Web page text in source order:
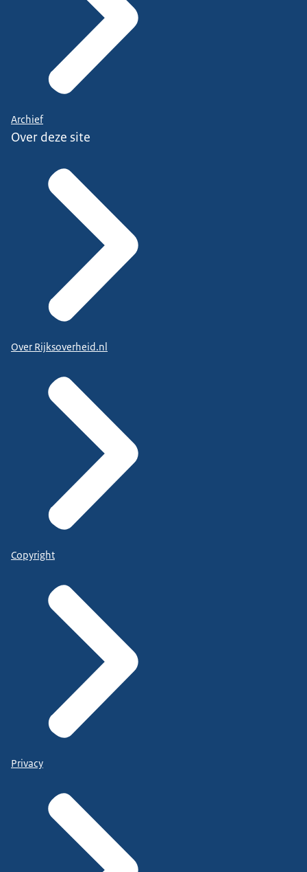
Archief
Over deze site
Over Rijksoverheid.nl
Copyright
Privacy